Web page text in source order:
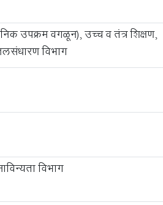
उपक्रम वगळून), उच्च व तंत्र शिक्षण,
विभाग
विभाग